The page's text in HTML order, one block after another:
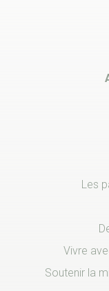
Les
Vivre
Soutenir la